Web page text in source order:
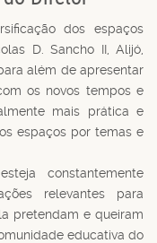
dos espaços
D. Sancho II, Alijó,
além de apresentar
os novos tempos e
mais prática e
espaços por temas e
constantemente
relevantes para
pretendam e queiram
educativa do